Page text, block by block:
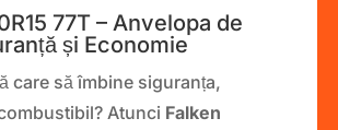
77T – Anvelopa de
și Economie
care să îmbine siguranța,
Atunci Falken